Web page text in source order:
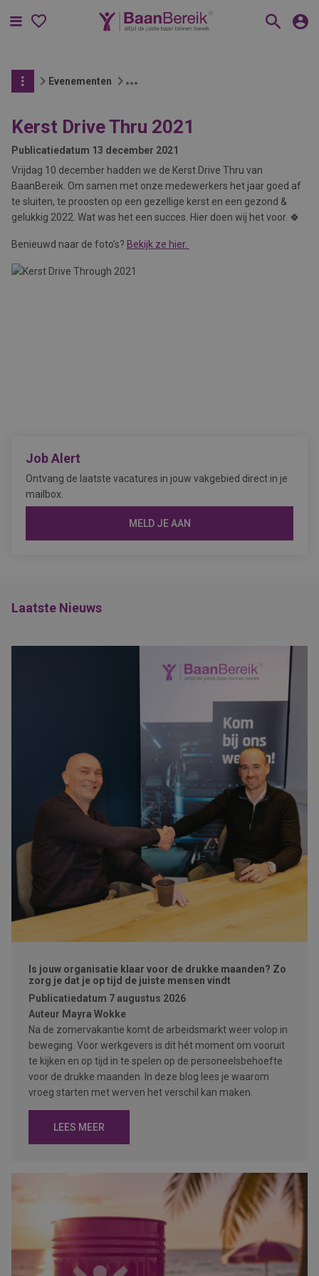
Menu
Evenementen
Kerst Drive Thru 2021
Publicatiedatum 13 december 2021
Vrijdag 10 december hadden we de Kerst Drive Thru van
BaanBereik. Om samen met onze medewerkers het jaar goed af
te sluiten, te proosten op een gezellige kerst en een gezond &
gelukkig 2022. Wat was het een succes. Hier doen wij het voor. 🍀
Benieuwd naar de foto’s? Bekijk ze hier.
Job Alert
Ontvang de laatste vacatures in jouw vakgebied direct in je
mailbox.
MELD JE AAN
Laatste Nieuws
Is jouw organisatie klaar voor de drukke maanden? Zo
zorg je dat je op tijd de juiste mensen vindt
Publicatiedatum 7 augustus 2026
Auteur Mayra Wokke
Na de zomervakantie komt de arbeidsmarkt weer volop in
beweging. Voor werkgevers is dit hét moment om vooruit
te kijken en op tijd in te spelen op de personeelsbehoefte
voor de drukke maanden. In deze blog lees je waarom
vroeg starten met werven het verschil kan maken.
LEES MEER